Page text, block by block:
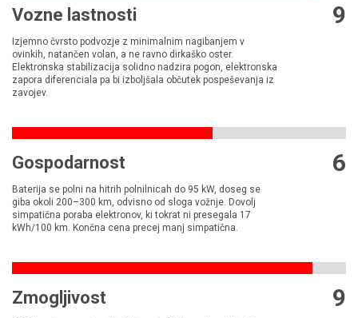
Vozne lastnosti
Izjemno čvrsto podvozje z minimalnim nagibanjem v
ovinkih, natančen volan, a ne ravno dirkaško oster.
Elektronska stabilizacija solidno nadzira pogon, elektronska
zapora diferenciala pa bi izboljšala občutek pospeševanja iz
zavojev.
9
Gospodarnost
Baterija se polni na hitrih polnilnicah do 95 kW, doseg se
giba okoli 200–300 km, odvisno od sloga vožnje. Dovolj
simpatična poraba elektronov, ki tokrat ni presegala 17
kWh/100 km. Končna cena precej manj simpatična.
6
Zmogljivost 9